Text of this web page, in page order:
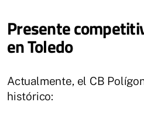
Presente
en Toledo
Actualmente, el CB
histórico: